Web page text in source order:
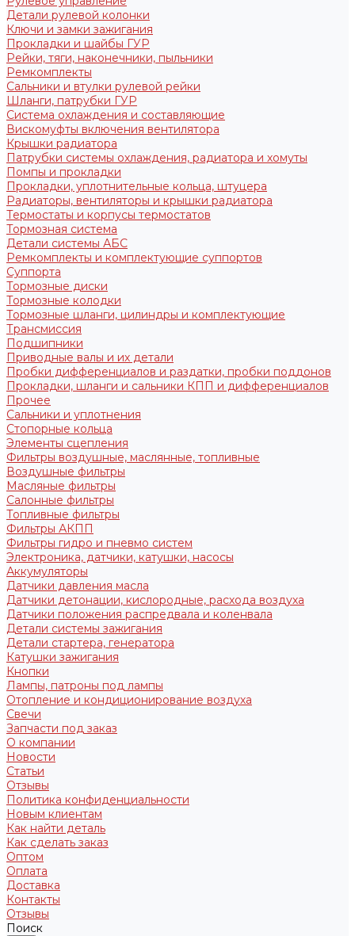
Детали рулевой колонки
Ключи и замки зажигания
Прокладки и шайбы ГУР
Рейки, тяги, наконечники, пыльники
Ремкомплекты
Сальники и втулки рулевой рейки
Шланги, патрубки ГУР
Система охлаждения и составляющие
Вискомуфты включения вентилятора
Крышки радиатора
Патрубки системы охлаждения, радиатора и хомуты
Помпы и прокладки
Прокладки, уплотнительные кольца, штуцера
Радиаторы, вентиляторы и крышки радиатора
Термостаты и корпусы термостатов
Тормозная система
Детали системы АБС
Ремкомплекты и комплектующие суппортов
Суппорта
Тормозные диски
Тормозные колодки
Тормозные шланги, цилиндры и комплектующие
Трансмиссия
Подшипники
Приводные валы и их детали
Пробки дифференциалов и раздатки, пробки поддонов
Прокладки, шланги и сальники КПП и дифференциалов
Прочее
Сальники и уплотнения
Стопорные кольца
Элементы сцепления
Фильтры воздушные, маслянные, топливные
Воздушные фильтры
Масляные фильтры
Салонные фильтры
Топливные фильтры
Фильтры АКПП
Фильтры гидро и пневмо систем
Электроника, датчики, катушки, насосы
Аккумуляторы
Датчики давления масла
Датчики детонации, кислородные, расхода воздуха
Датчики положения распредвала и коленвала
Детали системы зажигания
Детали стартера, генератора
Катушки зажигания
Кнопки
Лампы, патроны под лампы
Отопление и кондиционирование воздуха
Свечи
Запчасти под заказ
О компании
Новости
Статьи
Отзывы
Политика конфиденциальности
Новым клиентам
Как найти деталь
Как сделать заказ
Оптом
Оплата
Доставка
Контакты
Отзывы
Поиск